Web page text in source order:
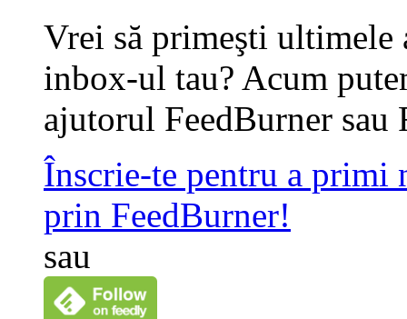
Vrei să primeşti
inbox-ul tau? Acum
ajutorul FeedBurner sau
Înscrie-te pentru a primi
prin FeedBurner!
sau